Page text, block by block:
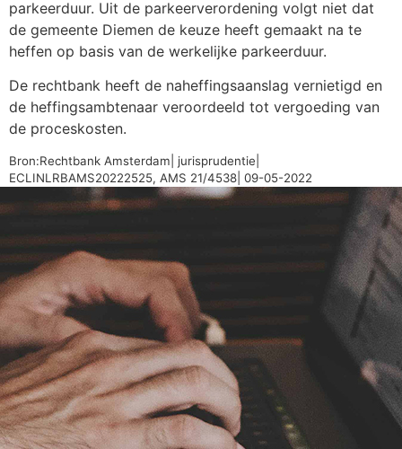
parkeerduur. Uit de parkeerverordening volgt niet dat
de gemeente Diemen de keuze heeft gemaakt na te
heffen op basis van de werkelijke parkeerduur.
De rechtbank heeft de naheffingsaanslag vernietigd en
de heffingsambtenaar veroordeeld tot vergoeding van
de proceskosten.
Bron:Rechtbank Amsterdam| jurisprudentie|
ECLINLRBAMS20222525, AMS 21/4538| 09-05-2022